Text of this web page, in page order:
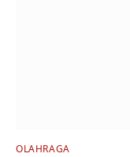
OLAHRAGA